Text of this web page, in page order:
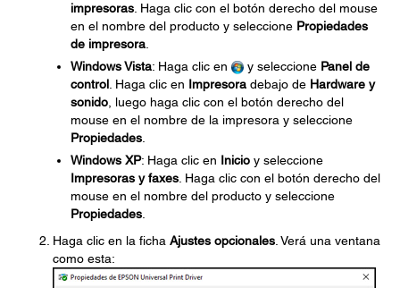
impresoras . Haga clic con el botón derecho del mouse
en el nombre del producto y seleccione Propiedades
de impresora
Windows Vista: Haga clic en y seleccione Panel de
control . Haga clic en Impresora debajo de Hardware y
sonido , luego haga clic con el botón derecho del
mouse en el nombre de la impresora y seleccione
Propiedades
Windows XP: Haga clic en Inicio y seleccione
Impresoras y faxes . Haga clic con el botón derecho del
mouse en el nombre del producto y seleccione
Propiedades
Haga clic en la ficha Ajustes opcionales . Verá una ventana
como esta: